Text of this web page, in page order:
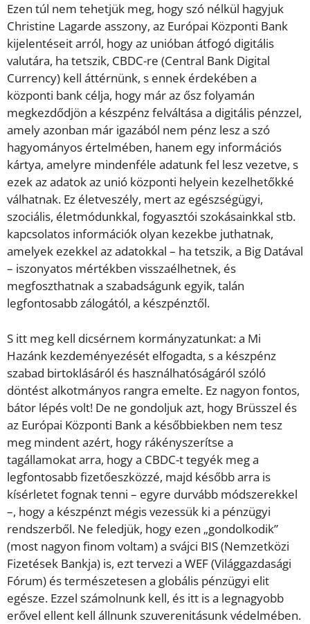
Ezen túl nem tehetjük meg, hogy szó nélkül hagyjuk
Christine Lagarde asszony, az Euró­pai Központi Bank
kijelentéseit arról, hogy az unióban átfogó digitális
valutára, ha tetszik, CBDC-re (Central Bank Digital
Currency) kell áttérnünk, s ennek érdekében a
központi bank célja, hogy már az ősz folyamán
megkezdődjön a készpénz felváltása a digitális pénzzel,
amely azonban már igazából nem pénz lesz a szó
hagyományos értelmében, hanem egy információs
kártya, amelyre mindenféle adatunk fel lesz vezetve, s
ezek az adatok az unió központi helyein kezelhetőkké
válhatnak. Ez életveszély, mert az egészségügyi,
szociális, életmódunkkal, fogyasztói szokásainkkal stb.
kapcsolatos információk olyan kezekbe juthatnak,
amelyek ezekkel az adatokkal – ha tetszik, a Big Datával
– iszonyatos mértékben visszaélhetnek, és
megfoszthatnak a szabadságunk egyik, talán
legfontosabb zálogától, a készpénztől.
S itt meg kell dicsérnem kormányzatunkat: a Mi
Hazánk kezdeményezését elfogadta, s a készpénz
szabad birtoklásáról és használhatóságáról szóló
döntést alkotmányos rangra emelte. Ez nagyon fontos,
bátor lépés volt! De ne gondoljuk azt, hogy Brüsszel és
az Európai Központi Bank a későbbiekben nem tesz
meg mindent azért, hogy rákényszerítse a
tagállamokat arra, hogy a CBDC-t tegyék meg a
legfontosabb fizetőeszközzé, majd később arra is
kísérletet fognak tenni – egyre durvább módszerekkel
–, hogy a készpénzt mégis vezessük ki a pénzügyi
rendszerből. Ne feledjük, hogy ezen „gondolkodik”
(most nagyon finom voltam) a svájci BIS (Nemzetközi
Fizetések Bankja) is, ezt tervezi a WEF (Világgazdasági
Fórum) és természetesen a globális pénzügyi elit
egésze. Ezzel számolnunk kell, és itt is a legnagyobb
erővel ellent kell állnunk szuverenitásunk védelmében.